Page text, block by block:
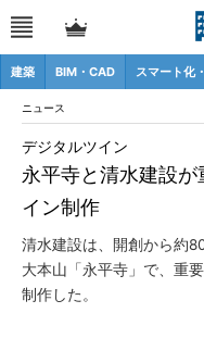
建築 BIM・CAD スマート化
ニュース
永平寺と清水建設
イン制作
デジタルツイン
清水建設は、開創から約
大本山「永平寺」で、重
制作した。